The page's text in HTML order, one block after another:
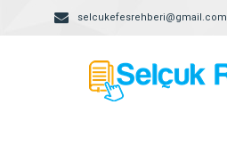
selcukefesrehberi@gmail.com